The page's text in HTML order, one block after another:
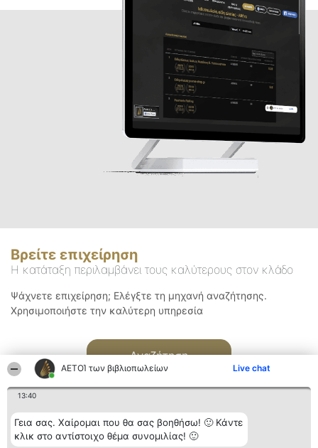
ΑΕΤΟΊ των βιβλιοπωλείων Live chat
13:40
Γεια σας. Χαίρομαι που θα σας βοηθήσω! 🙂 Κάντε
κλικ στο αντίστοιχο θέμα συνομιλίας! 🙂
Βρείτε επιχείρηση
Η κατάταξη περιλαμβάνει τους καλύτερους στον κλάδο
Ψάχνετε επιχείρηση; Ελέγξτε τη μηχανή αναζήτησης.
Χρησιμοποιήστε την καλύτερη υπηρεσία
Αναζήτηση